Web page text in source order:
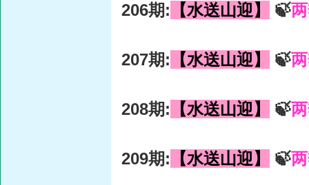
206期: 【水送山迎】 🍃
207期: 【水送山迎】 🍃
208期: 【水送山迎】 🍃
209期: 【水送山迎】 🍃